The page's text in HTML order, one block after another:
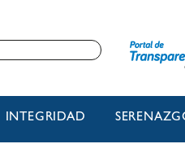
INTEGRIDAD